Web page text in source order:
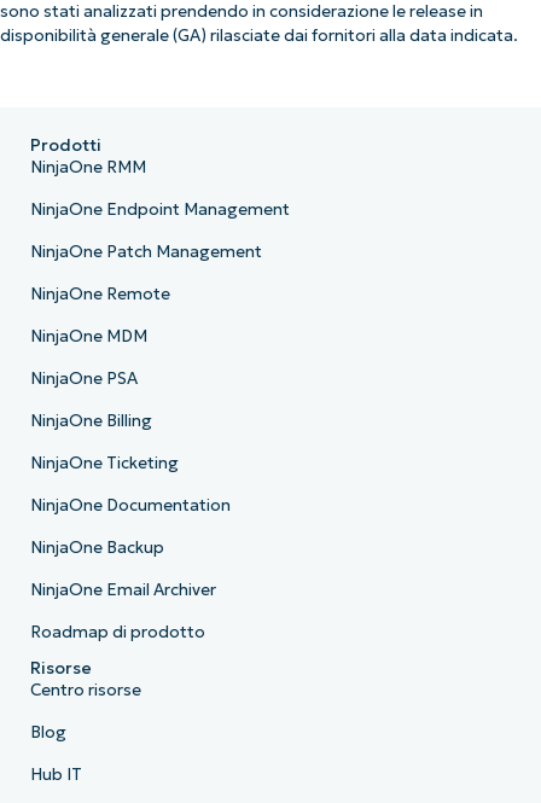
sono stati analizzati prendendo in considerazione le release in
disponibilità generale (GA) rilasciate dai fornitori alla data indicata.
Prodotti
NinjaOne RMM
NinjaOne Endpoint Management
NinjaOne Patch Management
NinjaOne Remote
NinjaOne MDM
NinjaOne PSA
NinjaOne Billing
NinjaOne Ticketing
NinjaOne Documentation
NinjaOne Backup
NinjaOne Email Archiver
Roadmap di prodotto
Risorse
Centro risorse
Blog
Hub IT